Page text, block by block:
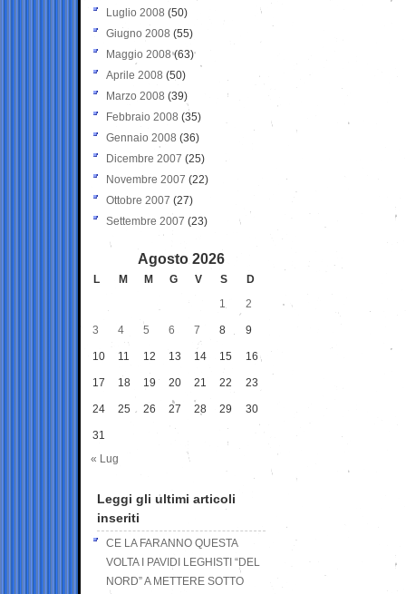
Luglio 2008 (50)
Giugno 2008 (55)
Maggio 2008(63)
Aprile 2008 (50)
Marzo 2008 (39)
Febbraio 2008 (35)
Gennaio 2008 (36)
Dicembre 2007 (25)
Novembre 2007 (22)
Ottobre 2007 (27)
Settembre 2007 (23)
Agosto 2026
L M M G V S
D
1
2
3 4 5 6 7 8 9
10 11 12 13 14 15 16
17 18 19 20 21 22 23
24 25 26 27 28 29 30
31
« Lug
Leggi gli ultimi articoli
inseriti
CE LA FARANNO QUESTA
VOLTA I PAVIDI LEGHISTI “DEL
NORD” A METTERE SOTTO